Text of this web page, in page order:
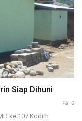
Siap Dihuni
0
ke 107 Kodim